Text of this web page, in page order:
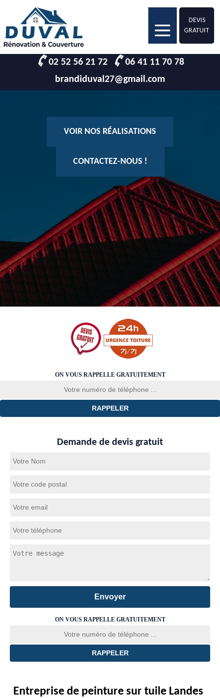
DEVIS
GRATUIT
02 52 56 21 72
06 41 11 70 78
brandiduval27@gmail.com
VOIR NOS RÉALISATIONS
CONTACTEZ-NOUS !
ON VOUS RAPPELLE GRATUITEMENT
Demande de devis gratuit
ON VOUS RAPPELLE GRATUITEMENT
Entreprise de peinture sur tuile Landes